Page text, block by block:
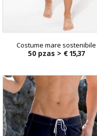
Costume mare sostenibile
50 pzas > € 15,37